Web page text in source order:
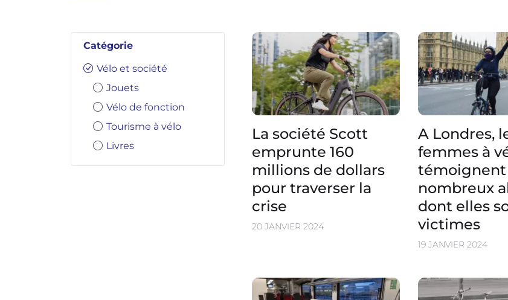
Catégorie
Vélo et société
Jouets
Vélo de fonction
Tourisme à vélo
Livres
La société Scott
emprunte 160
millions de dollars
pour traverser la
crise
20 JANVIER 2024
A Londres,
femmes à
témoignent
nombreux
dont elles
victimes
19 JANVIER 2024